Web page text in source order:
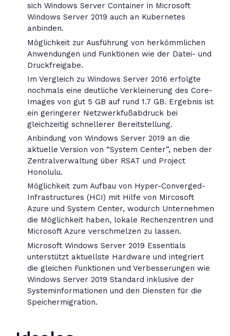
sich Windows Server Container in Microsoft
Windows Server 2019 auch an Kubernetes
anbinden.
Möglichkeit zur Ausführung von herkömmlichen
Anwendungen und Funktionen wie der Datei- und
Druckfreigabe.
Im Vergleich zu Windows Server 2016 erfolgte
nochmals eine deutliche Verkleinerung des Core-
Images von gut 5 GB auf rund 1.7 GB. Ergebnis ist
ein geringerer Netzwerkfußabdruck bei
gleichzeitig schnellerer Bereitstellung.
Anbindung von Windows Server 2019 an die
aktuelle Version von “System Center”, neben der
Zentralverwaltung über RSAT und Project
Honolulu.
Möglichkeit zum Aufbau von Hyper-Converged-
Infrastructures (HCI) mit Hilfe von Mircosoft
Azure und System Center, wodurch Unternehmen
die Möglichkeit haben, lokale Rechenzentren und
Microsoft Azure verschmelzen zu lassen.
Microsoft Windows Server 2019 Essentials
unterstützt aktuellste Hardware und integriert
die gleichen Funktionen und Verbesserungen wie
Windows Server 2019 Standard inklusive der
Systeminformationen und den Diensten für die
Speichermigration.